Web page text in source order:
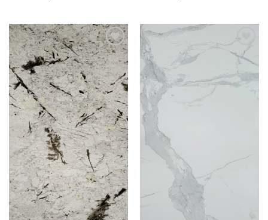
Add to
wishlist
Add to
wishlist